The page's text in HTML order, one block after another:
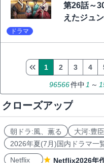
第26話～
えたジュ
ドラマ
96566件中 1 ～
1 2 3 4
クローズアップ
朝ドラ:風、薫る 大河:豊
2026年夏(7月)国内ドラマ一
Netflix
Netflix2026年